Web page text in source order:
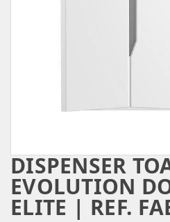
DISPENSER
EVOLUTION
ELITE | REF.